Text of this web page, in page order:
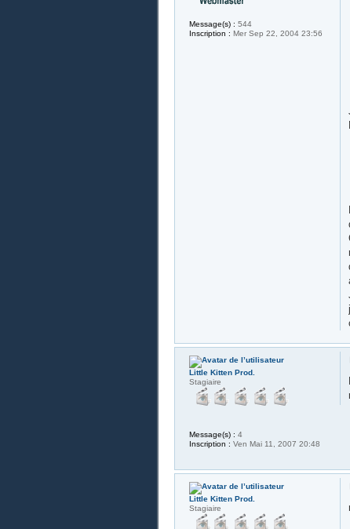
Message(s) : 544
Inscription : Mer Sep 22, 2004 23:56
Little Kitten Prod.
Stagiaire
Message(s) : 4
Inscription : Ven Mai 11, 2007 20:48
Little Kitten Prod.
Stagiaire